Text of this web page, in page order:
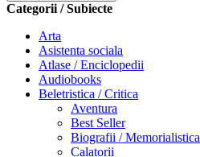
Categorii / Subiecte
Arta
Asistenta sociala
Atlase / Enciclopedii
Audiobooks
Beletristica / Critica
Aventura
Best Seller
Biografii / Memorialistica
Calatorii